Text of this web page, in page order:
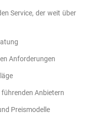
Service, der weit über
Anforderungen
Anbietern
Preismodelle